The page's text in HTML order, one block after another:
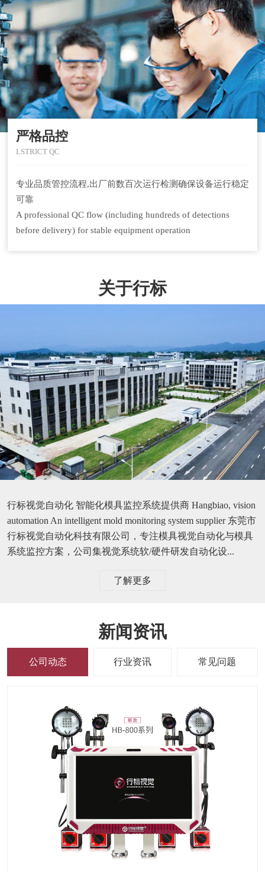
严格品控
LSTRICT QC
专业品质管控流程,出厂前数百次运行检测确保设备运行稳定
可靠
A professional QC flow (including hundreds of detections
before delivery) for stable equipment operation
关于行标
行标视觉自动化 智能化模具监控系统提供商 Hangbiao, vision
automation An intelligent mold monitoring system supplier 东莞市
行标视觉自动化科技有限公司，专注模具视觉自动化与模具
系统监控方案，公司集视觉系统软/硬件研发自动化设...
了解更多
新闻资讯
公司动态 行业资讯 常见问题